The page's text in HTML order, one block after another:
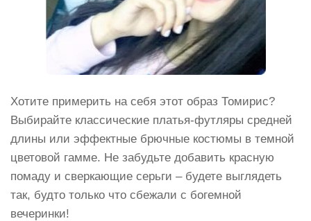
Хотите примерить на себя этот образ Томирис?
Выбирайте классические платья-футляры средней
длины или эффектные брючные костюмы в темной
цветовой гамме. Не забудьте добавить красную
помаду и сверкающие серьги – будете выглядеть
так, будто только что сбежали с богемной
вечеринки!